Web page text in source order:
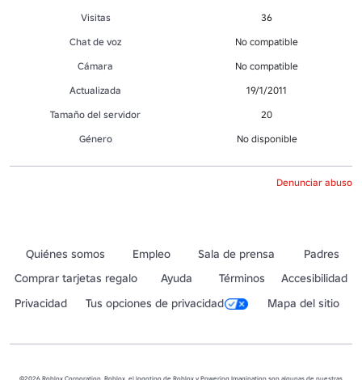
Visitas
36
Chat de voz
No compatible
Cámara
No compatible
Actualizada
19/1/2011
Tamaño del servidor
20
Género
No disponible
Denunciar abuso
Quiénes somos Empleo Sala de prensa
Padres
Comprar tarjetas regalo
Ayuda Términos
Accesibilidad
Privacidad
Tus opciones de privacidad Mapa del sitio
©2026 Roblox Corporation. Roblox, el logotipo de Roblox y Powering Imagination son algunas de nuestras